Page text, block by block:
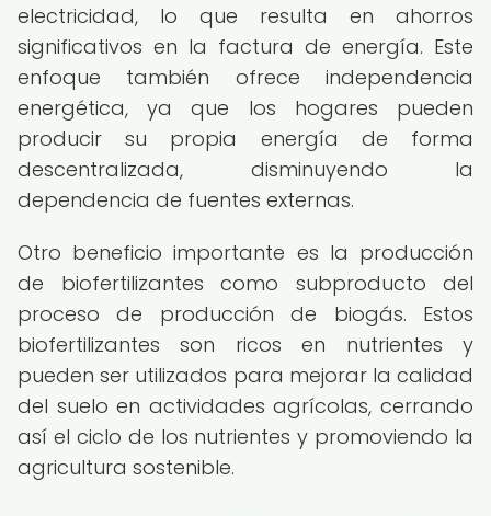
electricidad, lo que resulta en ahorros
significativos en la factura de energía. Este
enfoque también ofrece independencia
energética, ya que los hogares pueden
producir su propia energía de forma
descentralizada, disminuyendo la
dependencia de fuentes externas.
Otro beneficio importante es la producción
de biofertilizantes como subproducto del
proceso de producción de biogás. Estos
biofertilizantes son ricos en nutrientes y
pueden ser utilizados para mejorar la calidad
del suelo en actividades agrícolas, cerrando
así el ciclo de los nutrientes y promoviendo la
agricultura sostenible.